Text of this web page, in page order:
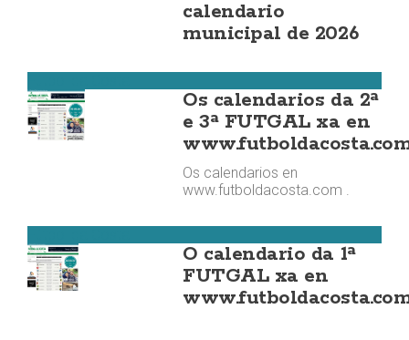
calendario
municipal de 2026
Os calendarios da 2ª
e 3ª FUTGAL xa en
Os calendarios en
www.futboldacosta.com .
O calendario da 1ª
FUTGAL xa en